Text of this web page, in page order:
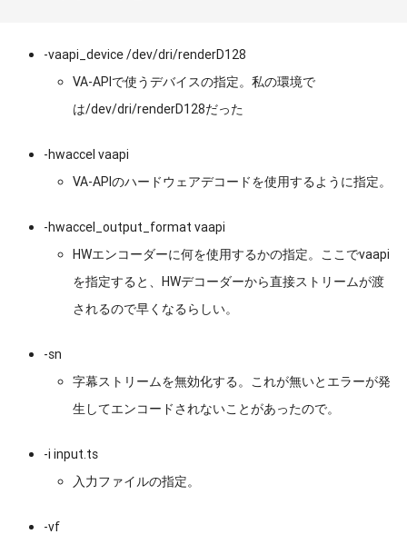
-vaapi_device /dev/dri/renderD128
VA-APIで使うデバイスの指定。私の環境で
は/dev/dri/renderD128だった
-hwaccel vaapi
VA-APIのハードウェアデコードを使用するように指定。
-hwaccel_output_format vaapi
HWエンコーダーに何を使用するかの指定。ここでvaapi
を指定すると、HWデコーダーから直接ストリームが渡
されるので早くなるらしい。
-sn
字幕ストリームを無効化する。これが無いとエラーが発
生してエンコードされないことがあったので。
-i input.ts
入力ファイルの指定。
-vf